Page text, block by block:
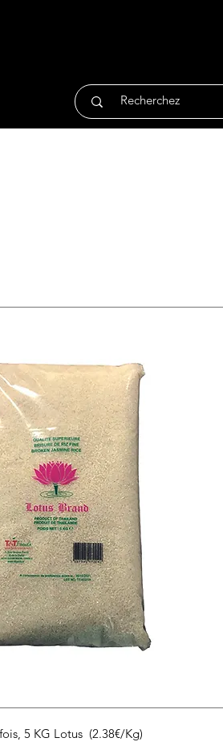
5 KG Lotus (2.38€/Kg)